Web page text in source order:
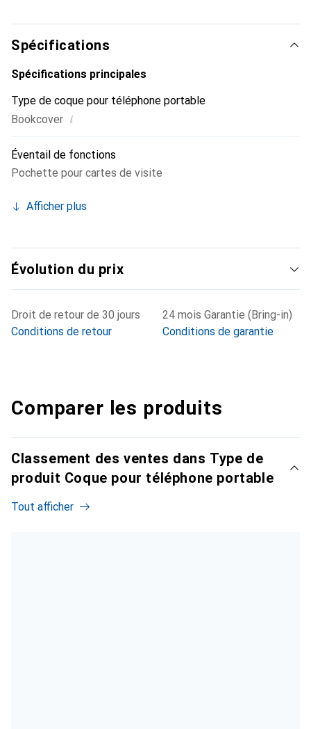
haute qualité, la marque Noreve est un choix sûr pour une
clientèle exigeante.
Spécifications
Spécifications principales
Type de coque pour téléphone portable
Bookcover i
Éventail de fonctions
Pochette pour cartes de visite
Afficher plus
Évolution du prix
Droit de retour de 30 jours
Conditions de retour
24 mois Garantie (Bring-in)
Conditions de garantie
Comparer les produits
Classement des ventes dans Type de
produit Coque pour téléphone portable
Tout afficher